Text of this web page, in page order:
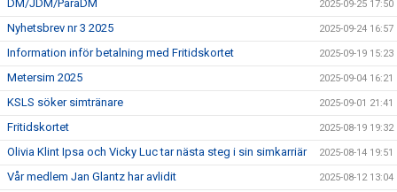
DM/JDM/ParaDM 2025-09-25 17:50
Nyhetsbrev nr 3 2025 2025-09-24 16:57
Information inför betalning med Fritidskortet 2025-09-19 15:23
Metersim 2025 2025-09-04 16:21
KSLS söker simtränare 2025-09-01 21:41
Fritidskortet 2025-08-19 19:32
Olivia Klint Ipsa och Vicky Luc tar nästa steg i sin simkarriär 2025-08-14 19:51
Vår medlem Jan Glantz har avlidit 2025-08-12 13:04